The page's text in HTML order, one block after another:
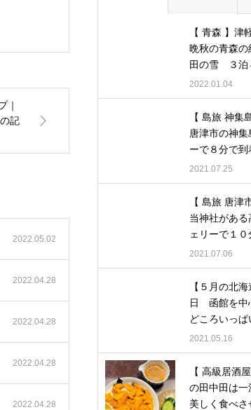
｜
記
2022.05.02
2022.04.28
2022.04.28
2022.04.28
2022.04.28
【 青森 】津
晩秋の青森の
田の雪 ３泊
2022.01.04
【 島旅 神集
唐津市の神集
ーで８分で到
2021.07.25
【 島旅 唐津
当神社がある
ェリーで１０
2021.07.06
【５月の北
日 函館を中
どころいっぱ
2021.05.16
【 高級居酒
の田中田は一
美しく食べさ